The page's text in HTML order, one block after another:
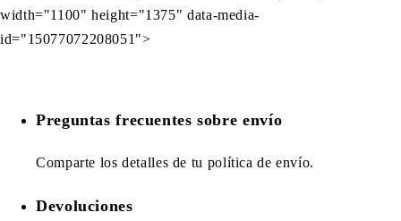
width="1100" height="1375" data-media-
id="15077072208051">
Preguntas frecuentes sobre envío
Comparte los detalles de tu política de envío.
Devoluciones